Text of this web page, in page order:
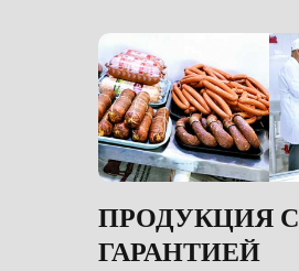
ПРОДУКЦИЯ С
ГАРАНТИЕЙ